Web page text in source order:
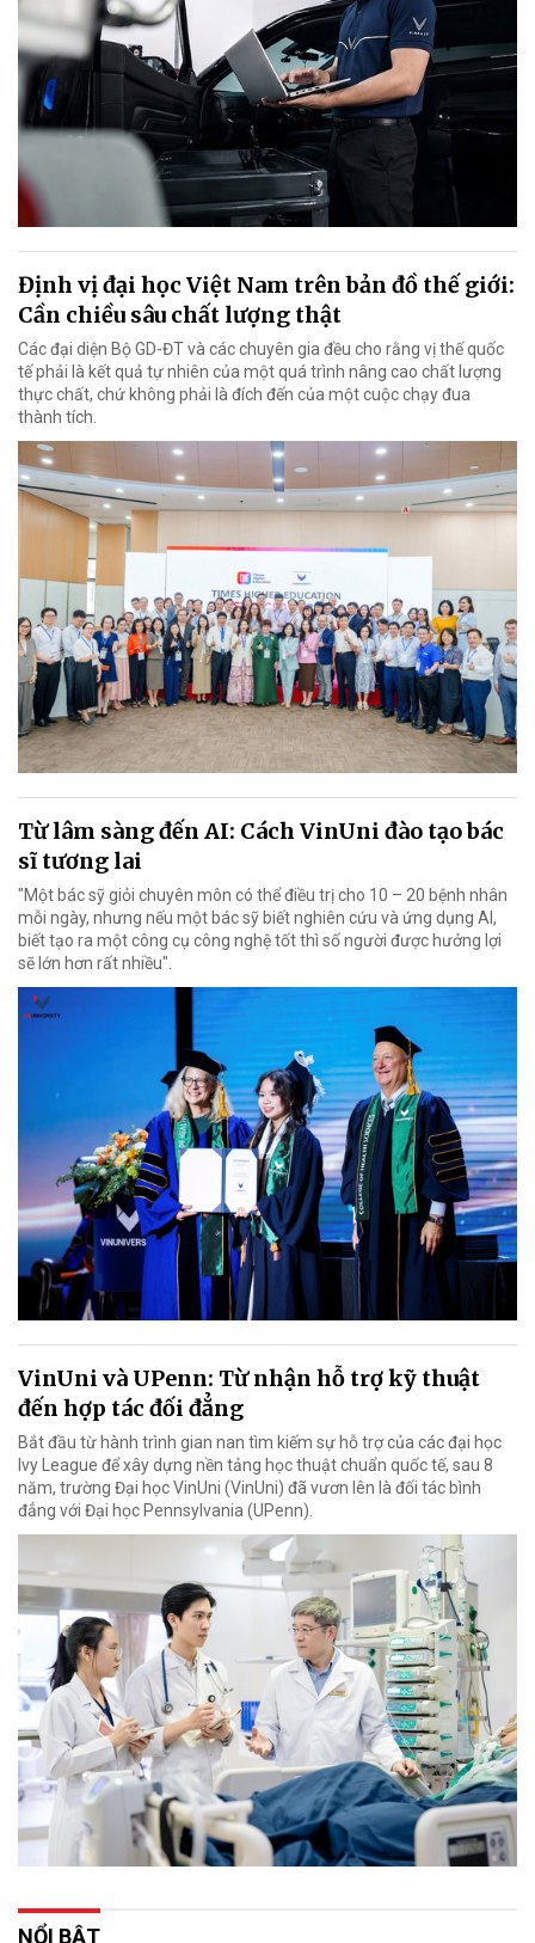
Định vị đại học Việt Nam trên bản đồ thế giới:
Cần chiều sâu chất lượng thật
Các đại diện Bộ GD-ĐT và các chuyên gia đều cho rằng vị thế quốc
tế phải là kết quả tự nhiên của một quá trình nâng cao chất lượng
thực chất, chứ không phải là đích đến của một cuộc chạy đua
thành tích.
Từ lâm sàng đến AI: Cách VinUni đào tạo bác
sĩ tương lai
"Một bác sỹ giỏi chuyên môn có thể điều trị cho 10 – 20 bệnh nhân
mỗi ngày, nhưng nếu một bác sỹ biết nghiên cứu và ứng dụng AI,
biết tạo ra một công cụ công nghệ tốt thì số người được hưởng lợi
sẽ lớn hơn rất nhiều".
VinUni và UPenn: Từ nhận hỗ trợ kỹ thuật
đến hợp tác đối đẳng
Bắt đầu từ hành trình gian nan tìm kiếm sự hỗ trợ của các đại học
Ivy League để xây dựng nền tảng học thuật chuẩn quốc tế, sau 8
năm, trường Đại học VinUni (VinUni) đã vươn lên là đối tác bình
đẳng với Đại học Pennsylvania (UPenn).
NỔI BẬT